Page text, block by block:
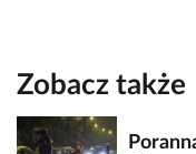
Zobacz także